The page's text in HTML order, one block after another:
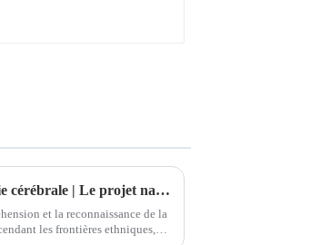
Assistance aux personnes atteintes de paralysie cérébrale | Le projet national d'aide sociale « Nouvel Espoir » vient en aide à une jeune fille atteinte de paralysie cérébrale au Xinjiang.
et la reconnaissance de la
les frontières ethniques,